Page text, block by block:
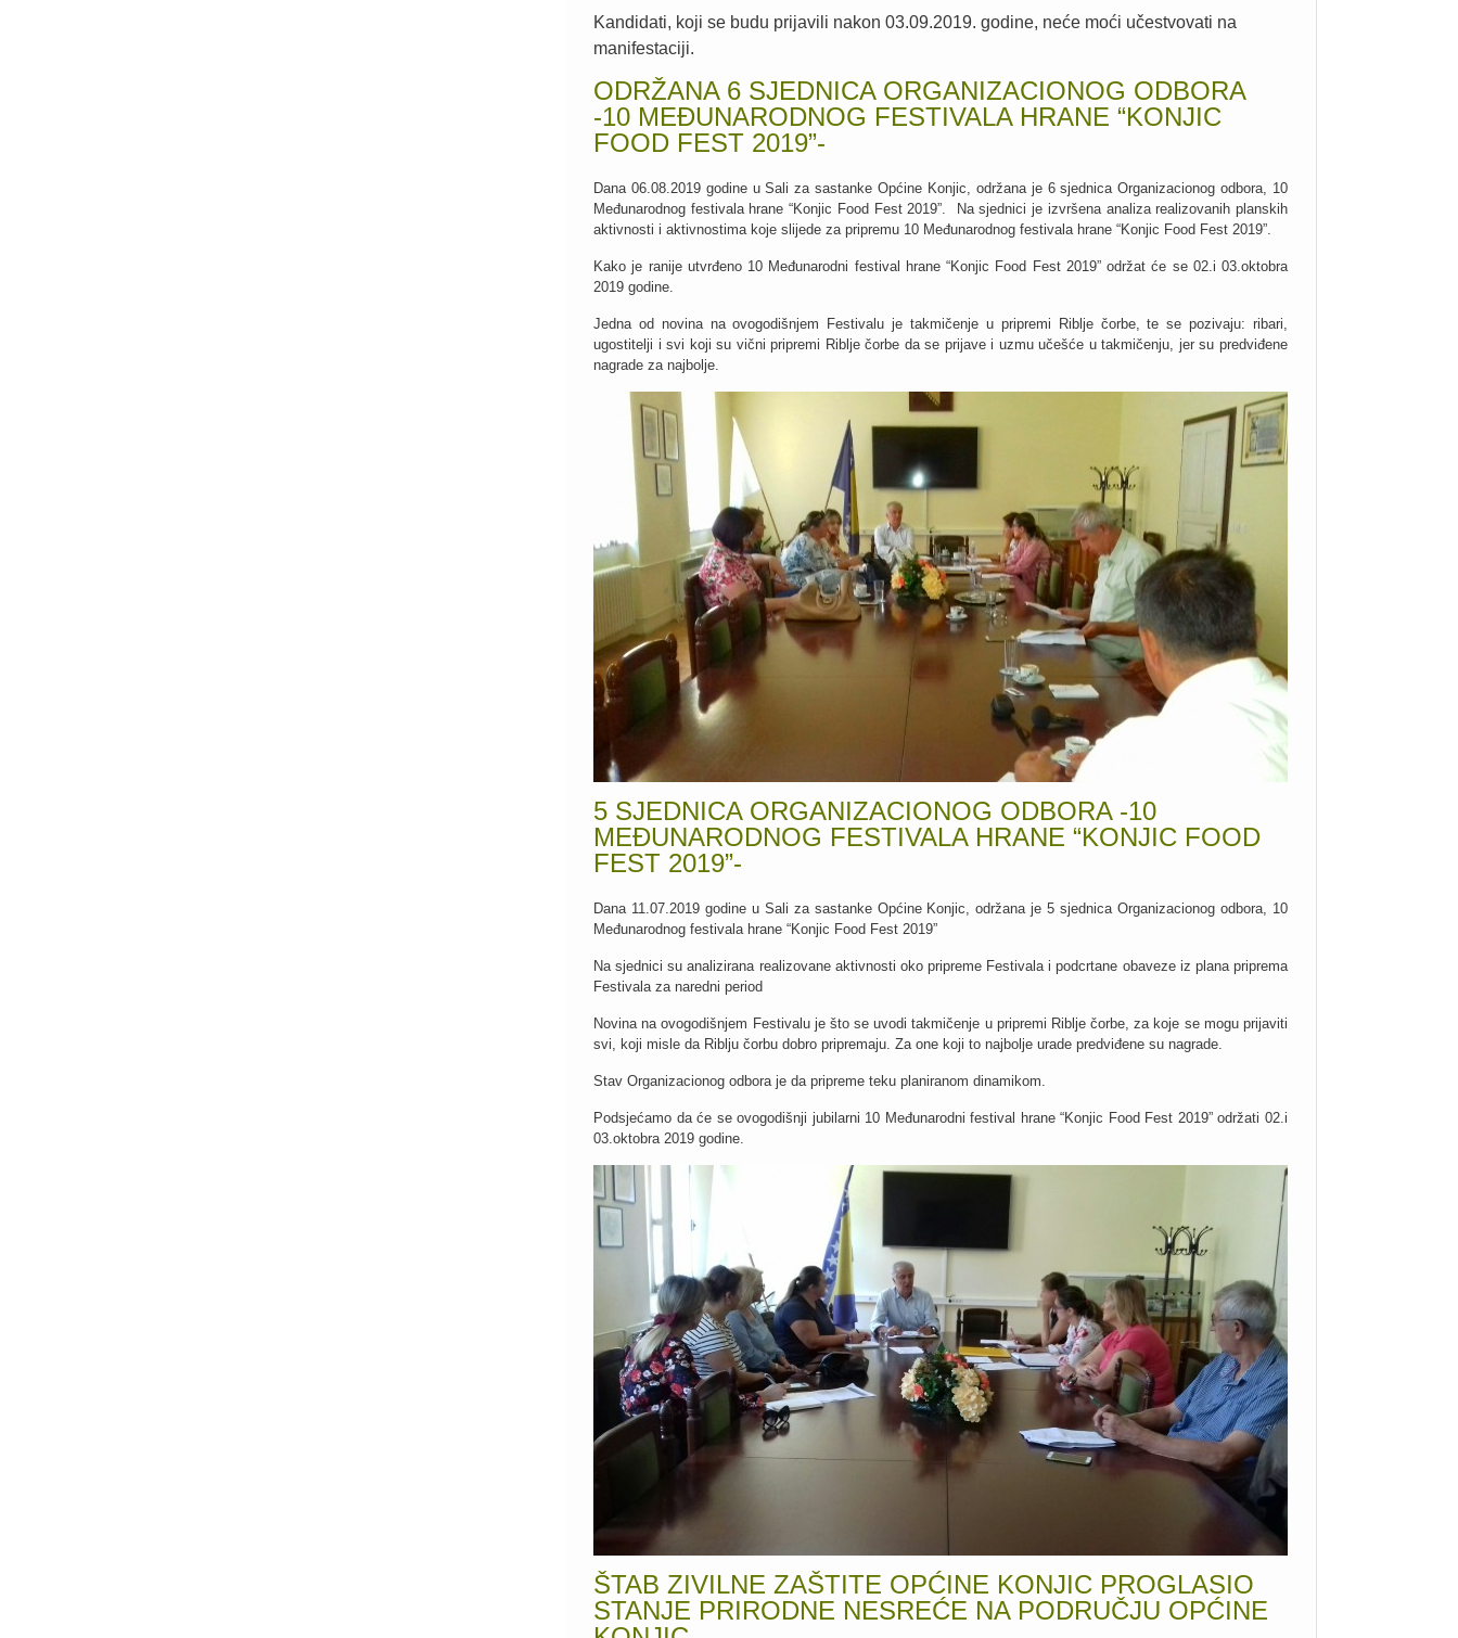
Kandidati, koji se budu prijavili nakon 03.09.2019. godine, neće moći učestvovati na
manifestaciji.
ODRŽANA 6 SJEDNICA ORGANIZACIONOG ODBORA
-10 MEĐUNARODNOG FESTIVALA HRANE “KONJIC
FOOD FEST 2019”-
Dana 06.08.2019 godine u Sali za sastanke Općine Konjic, održana je 6 sjednica Organizacionog odbora, 10
Međunarodnog festivala hrane “Konjic Food Fest 2019”. Na sjednici je izvršena analiza realizovanih planskih
aktivnosti i aktivnostima koje slijede za pripremu 10 Međunarodnog festivala hrane “Konjic Food Fest 2019”.
Kako je ranije utvrđeno 10 Međunarodni festival hrane “Konjic Food Fest 2019” održat će se 02.i 03.oktobra
2019 godine.
Jedna od novina na ovogodišnjem Festivalu je takmičenje u pripremi Riblje čorbe, te se pozivaju: ribari,
ugostitelji i svi koji su vični pripremi Riblje čorbe da se prijave i uzmu učešće u takmičenju, jer su predviđene
nagrade za najbolje.
5 SJEDNICA ORGANIZACIONOG ODBORA -10
MEĐUNARODNOG FESTIVALA HRANE “KONJIC FOOD
FEST 2019”-
Dana 11.07.2019 godine u Sali za sastanke Općine Konjic, održana je 5 sjednica Organizacionog odbora, 10
Međunarodnog festivala hrane “Konjic Food Fest 2019”
Na sjednici su analizirana realizovane aktivnosti oko pripreme Festivala i podcrtane obaveze iz plana priprema
Festivala za naredni period
Novina na ovogodišnjem Festivalu je što se uvodi takmičenje u pripremi Riblje čorbe, za koje se mogu prijaviti
svi, koji misle da Riblju čorbu dobro pripremaju. Za one koji to najbolje urade predviđene su nagrade.
Stav Organizacionog odbora je da pripreme teku planiranom dinamikom.
Podsjećamo da će se ovogodišnji jubilarni 10 Međunarodni festival hrane “Konjic Food Fest 2019” održati 02.i
03.oktobra 2019 godine.
ŠTAB ZIVILNE ZAŠTITE OPĆINE KONJIC PROGLASIO
STANJE PRIRODNE NESREĆE NA PODRUČJU OPĆINE